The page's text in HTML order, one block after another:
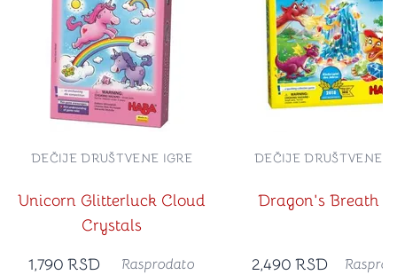
Unicorn Glitterluck Cloud
Crystals
DEČIJE DRUŠTVENE IGRE
1,790 RSD Rasprodato
Dragon's Breath
DEČIJE DRUŠTVENE
2,490 RSD